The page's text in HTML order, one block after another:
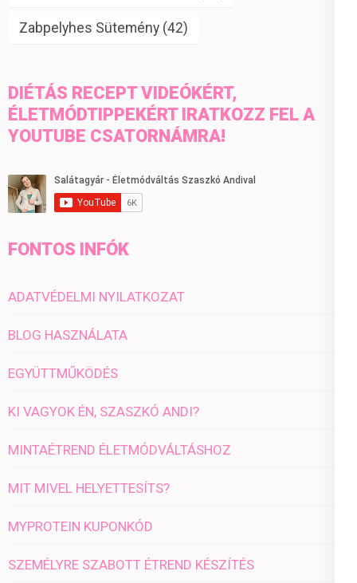
Zabpelyhes Sütemény (42)
DIÉTÁS RECEPT VIDEÓKÉRT,
ÉLETMÓDTIPPEKÉRT IRATKOZZ FEL A
YOUTUBE CSATORNÁMRA!
FONTOS INFÓK
ADATVÉDELMI NYILATKOZAT
BLOG HASZNÁLATA
EGYÜTTMŰKÖDÉS
KI VAGYOK ÉN, SZASZKÓ ANDI?
MINTAÉTREND ÉLETMÓDVÁLTÁSHOZ
MIT MIVEL HELYETTESÍTS?
MYPROTEIN KUPONKÓD
SZEMÉLYRE SZABOTT ÉTREND KÉSZÍTÉS